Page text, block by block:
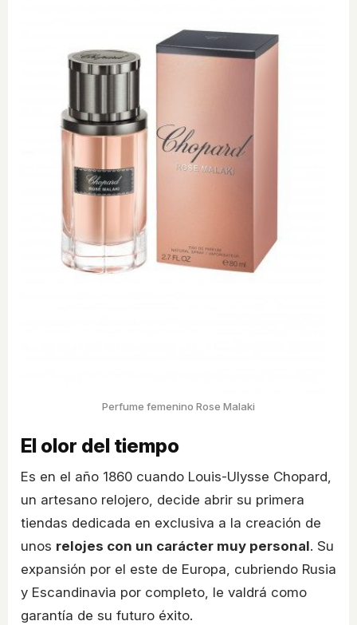
Perfume femenino Rose Malaki
El olor del tiempo
Es en el año 1860 cuando Louis-Ulysse Chopard,
un artesano relojero, decide abrir su primera
tiendas dedicada en exclusiva a la creación de
unos relojes con un carácter muy personal. Su
expansión por el este de Europa, cubriendo Rusia
y Escandinavia por completo, le valdrá como
garantía de su futuro éxito.